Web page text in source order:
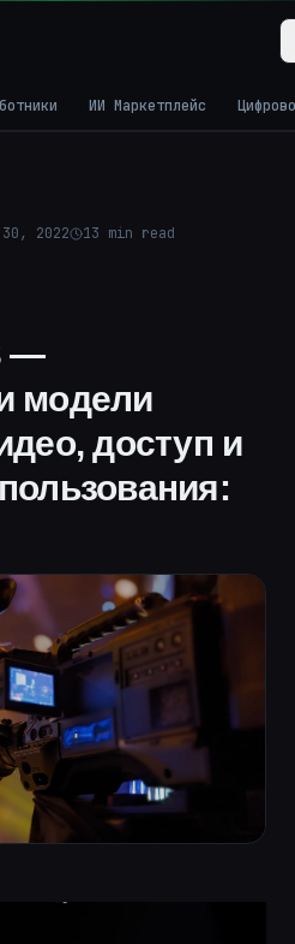
ИИ Маркетплейс
2022 13 min read
—
модели
доступ и